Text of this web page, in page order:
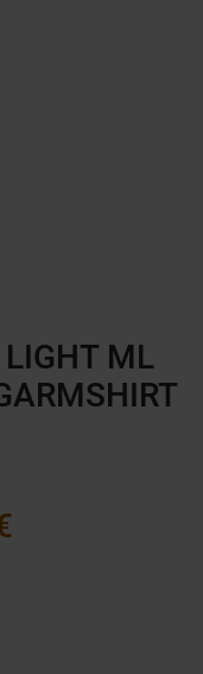
ML